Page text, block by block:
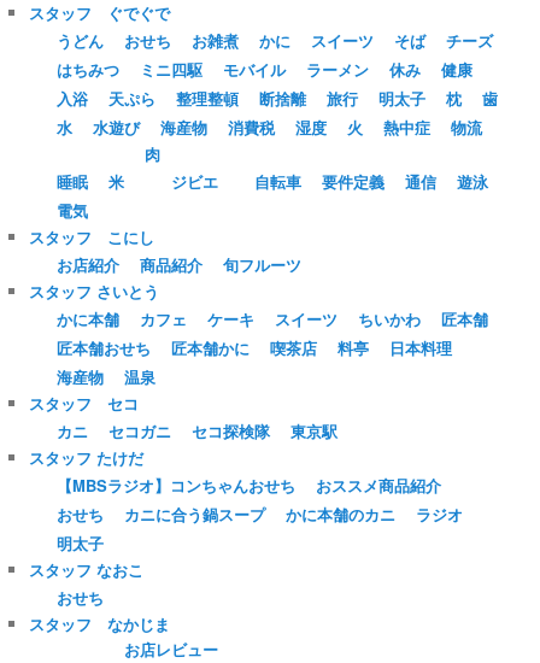
スタッフ ぐでぐで
うどん
おせち お雑煮 かに スイーツ そば
チーズ
はちみつ
ミニ四駆 モバイル ラーメン 休み
健康
入浴
天ぷら 整理整頓 断捨離 旅行 明太子 枕
歯
水
水遊び 海産物 消費税 湿度 火 熱中症 物流
睡眠 米
肉
ジビエ
自転車 要件定義 通信
遊泳
電気
スタッフ こにし
お店紹介
商品紹介
旬フルーツ
スタッフ さいとう
かに本舗
カフェ ケーキ スイーツ ちいかわ
匠本舗
匠本舗おせち
匠本舗かに 喫茶店 料亭
日本料理
海産物
温泉
スタッフ セコ
カニ
セコガニ セコ探検隊
東京駅
スタッフ たけだ
【MBSラジオ】コンちゃんおせち
おススメ商品紹介
おせち
カニに合う鍋スープ かに本舗のカニ
ラジオ
明太子
スタッフ なおこ
おせち
スタッフ なかじま
お店レビュー